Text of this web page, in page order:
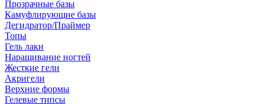
Прозрачные базы
Камуфлирующие базы
Дегидратор/Праймер
Топы
Гель лаки
Наращивание ногтей
Жесткие гели
Акригели
Верхние формы
Гелевые типсы